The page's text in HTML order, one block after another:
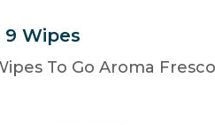
9 Wipes
To Go Aroma